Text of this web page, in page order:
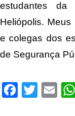
estudantes
Heliópolis.
e colegas dos
de Segurança